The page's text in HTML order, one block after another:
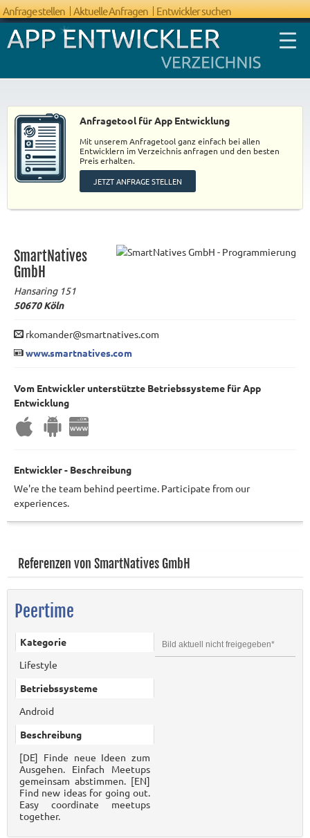
Anfrage stellen Aktuelle Anfragen Entwickler suchen
Anfragetool für App Entwicklung
Mit unserem Anfragetool ganz einfach bei allen
Entwicklern im Verzeichnis anfragen und den besten
Preis erhalten.
JETZT ANFRAGE STELLEN
SmartNatives
GmbH
Hansaring 151
50670Köln
rkomander@smartnatives.com
www.smartnatives.com
Vom Entwickler unterstützte Betriebssysteme für App
Entwicklung
Entwickler - Beschreibung
We're the team behind peertime. Participate from our
experiences.
Referenzen von SmartNatives GmbH
Peertime
Kategorie
Lifestyle
Betriebssysteme
Android
Beschreibung
[DE] Finde neue Ideen zum
Ausgehen. Einfach Meetups
gemeinsam abstimmen. [EN]
Find new ideas for going out.
Easy coordinate meetups
together.
Bild aktuell nicht freigegeben*